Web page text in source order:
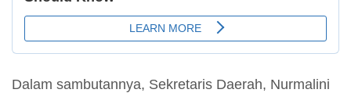
Dalam sambutannya, Sekretaris Daerah, Nurmalini